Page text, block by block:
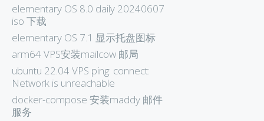
elementary OS 8.0 daily 20240607
iso 下载
elementary OS 7.1 显示托盘图标
arm64 VPS安装mailcow 邮局
ubuntu 22.04 VPS ping: connect:
Network is unreachable
docker-compose 安装maddy 邮件
服务